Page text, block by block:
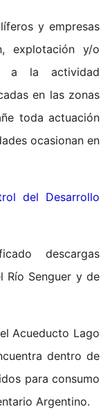
y empresas
explotación y/o
a la actividad
en las zonas
toda actuación
ocasionan en
del Desarrollo
descargas
Río Senguer y de
Acueducto Lago
dentro de
para consumo
Argentino.